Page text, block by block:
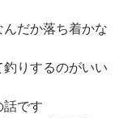
だか落ち着かな
りするのがいい
話です